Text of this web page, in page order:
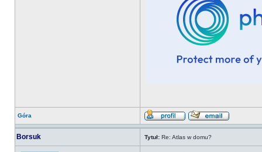
Góra
Borsuk Tytuł: Re: Atlas w domu?